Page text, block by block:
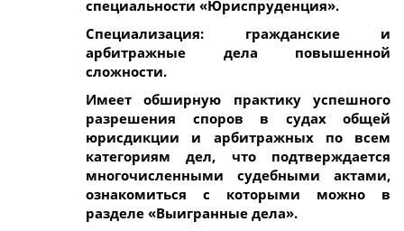
специальности «Юриспруденция».
Специализация: гражданские и
арбитражные дела повышенной
сложности.
Имеет обширную практику успешного
разрешения споров в судах общей
юрисдикции и арбитражных по всем
категориям дел, что подтверждается
многочисленными судебными актами,
ознакомиться с которыми можно в
разделе «Выигранные дела».